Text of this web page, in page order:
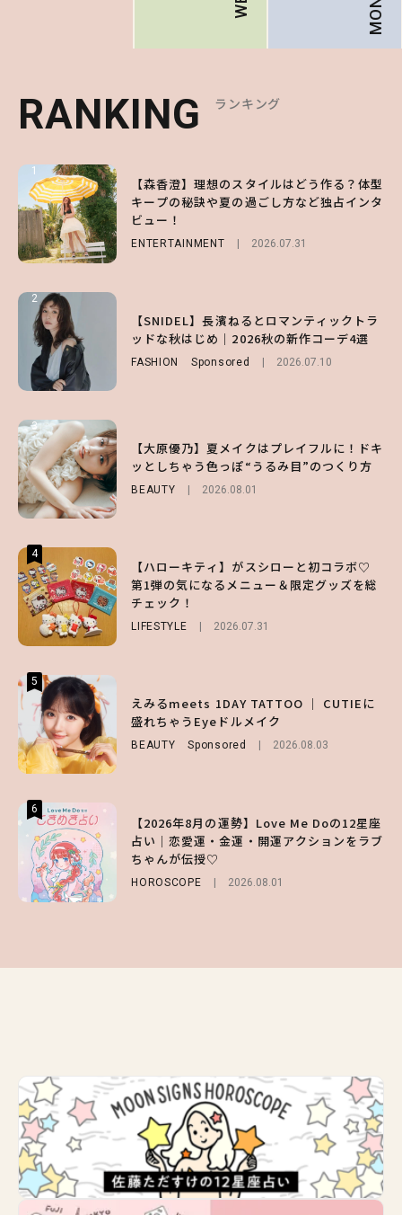
RANKING ランキング
1
【森香澄】理想のスタイルはどう作る？体型
キープの秘訣や夏の過ごし方など独占インタ
ビュー！
ENTERTAINMENT 2026.07.31
2
【SNIDEL】長濱ねるとロマンティックトラ
ッドな秋はじめ｜2026秋の新作コーデ4選
FASHION Sponsored 2026.07.10
3
【大原優乃】夏メイクはプレイフルに！ドキ
ッとしちゃう色っぽ“うるみ目”のつくり方
BEAUTY 2026.08.01
4
【ハローキティ】がスシローと初コラボ♡
第1弾の気になるメニュー＆限定グッズを総
チェック！
LIFESTYLE 2026.07.31
5
えみるmeets 1DAY TATTOO ｜ CUTIEに
盛れちゃうEyeドルメイク
BEAUTY Sponsored 2026.08.03
6
【2026年8月の運勢】Love Me Doの12星座
占い｜恋愛運・金運・開運アクションをラブ
ちゃんが伝授♡
HOROSCOPE 2026.08.01
RANKING ランキング
1
【ハローキティ】がスシローと初コラボ♡
第1弾の気になるメニュー＆限定グッズを総
チェック！
LIFESTYLE 2026.07.31
2
【齋藤飛鳥】人生初のロブに！「意外としっ
くりくるし、すごく新鮮で心地いい」ヘアカ
ットの様子を独占でお届け♡
ENTERTAINMENT 2026.07.30
3
【スタバ】約160通りのカスタマイズができ
る⁉ 39店舗限定『My フルーツ³ フラペチー
ノ®』を徹底レポ♡
4
【大原優乃】夏メイクはプレイフルに！ドキ
ッとしちゃう色っぽ“うるみ目”のつくり方
5
【SNIDEL】長濱ねるとロマンティックトラ
ッドな秋はじめ｜2026秋の新作コーデ4選
FASHION Sponsored 2026.07.10
6
【森香澄】理想のスタイルはどう作る？体型
キープの秘訣や夏の過ごし方など独占インタ
ビュー！
ENTERTAINMENT 2026.07.31
RANKING ランキング
1
【SNIDEL】長濱ねるとロマンティックトラ
ッドな秋はじめ｜2026秋の新作コーデ4選
2
【付録】総柄ハローキティが可愛すぎ♡ 紀
ノ国屋コラボの“優秀保冷バッグ”は夏の強
い味方！【オトナミューズ9月号増刊】
3
【谷まりあ】夏は“シアースカート”でさり
げなく肌見せ！透け感のニュアンスを楽しめ
るマストハブアイテム4選
4
【夏ヘアのくずれ・うねりに】ヘアメイク夢
月直伝♡ ドライシャンプー「バティスト」
を使ったプロ級スタイリング3選
BEAUTY Sponsored
5
【ハローキティ】がスシローと初コラボ♡
第1弾の気になるメニュー＆限定グッズを総
チェック！
2026.07.31
6
【GU】夏の“主役級”アイテム決定！ヘルシ
ー＆可愛すぎる「大人の肌見せ」トップス3
選
FASHION 2026.07.19